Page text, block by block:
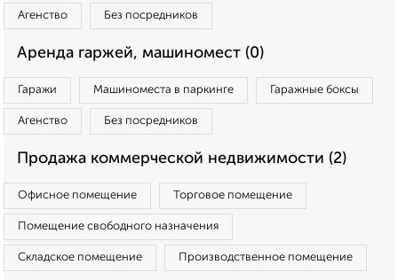
Агенство Без посредников
Аренда гаржей, машиномест (0)
Гаражи Машиноместа в паркинге Гаражные боксы
Агенство Без посредников
Продажа коммерческой недвижимости (2)
Офисное помещение Торговое помещение
Помещение свободного назначения
Складское помещение Производственное помещение